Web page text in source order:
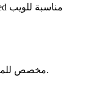
كود متجه SVG محسن لـ Buzzfeed مخصص للمطورين.